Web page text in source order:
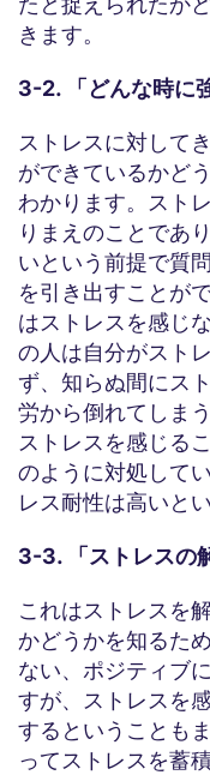
きます。
3-2. 「どんな時に
ストレスに対して
ができているかど
わかります。スト
りまえのことであ
いという前提で質
を引き出すことが
はストレスを感じ
の人は自分がスト
ず、知らぬ間にス
労から倒れてしま
ストレスを感じる
のように対処して
レス耐性は高いと
3-3. 「ストレスの
これはストレスを
かどうかを知るた
ない、ポジティブ
すが、ストレスを
するということも
ってストレスを蓄